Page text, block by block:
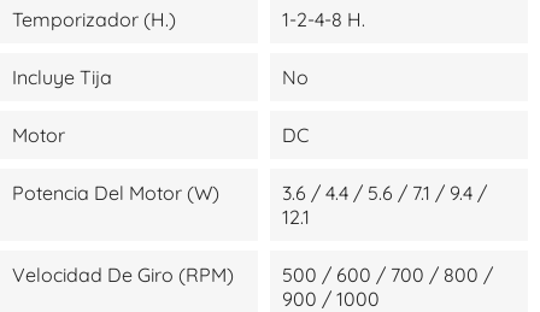
Temporizador (H.) 1-2-4-8 H.
Incluye Tija No
Motor DC
Potencia Del Motor (W)
3.6 / 4.4 / 5.6 / 7.1 / 9.4 /
12.1
Velocidad De Giro (RPM)
500 / 600 / 700 / 800 /
900 / 1000